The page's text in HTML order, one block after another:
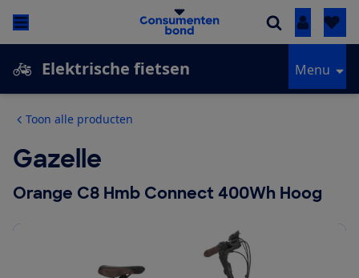
Inloggen
Elektrische fietsen Menu
Toon alle producten
Gazelle
Orange C8 Hmb Connect 400Wh Hoog